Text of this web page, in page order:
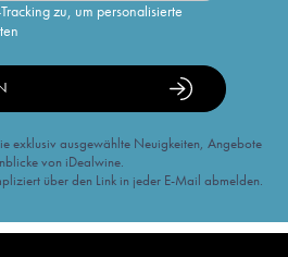
zu, um personalisierte
exklusiv ausgewählte Neuigkeiten, Angebote
von iDealwine.
über den Link in jeder E-Mail abmelden.